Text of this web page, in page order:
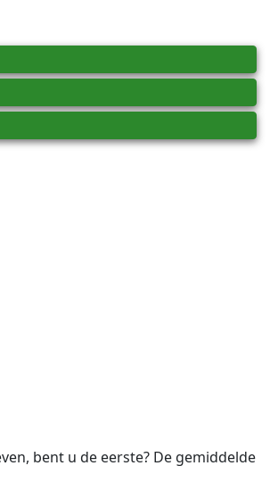
bent u de eerste? De gemiddelde